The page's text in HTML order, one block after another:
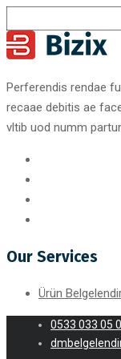
Perferendis rendae
recaae debitis ae
vltib uod numm
Our Services
Ürün
0533 033 05